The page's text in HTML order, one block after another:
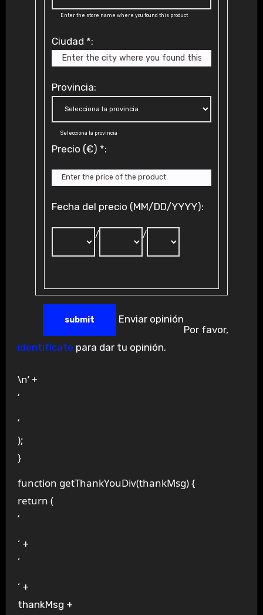
Enter the store name where you found this product
Ciudad *:
Provincia:
Selecciona la provincia
Precio (€) *:
Fecha del precio (MM/DD/YYYY):
/ /
Enviar opinión
Por favor,
identifícate para dar tu opinión.
\n’ +
‘
‘
);
}
function getThankYouDiv(thankMsg) {
return (
‘
‘ +
‘
‘ +
thankMsg +